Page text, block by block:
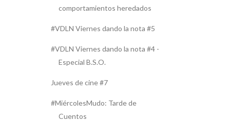
comportamientos heredados
#VDLN Viernes dando la nota #5
#VDLN Viernes dando la nota #4 -
Especial B.S.O.
Jueves de cine #7
#MiércolesMudo: Tarde de
Cuentos